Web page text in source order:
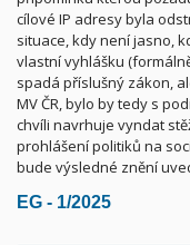
cílové IP adresy byla
situace, kdy není jasno,
vlastní vyhlášku
spadá příslušný zákon,
MV ČR, bylo by tedy s
chvíli navrhuje vyndat
prohlášení politiků na
bude výsledné znění
EG - 1/2025